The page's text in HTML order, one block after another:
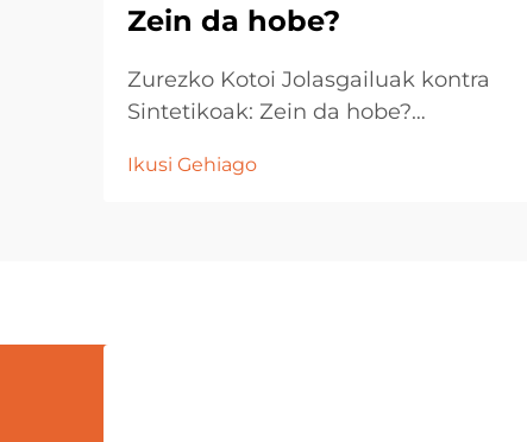
Zein da hobe?
Zurezko Kotoi Jolasgailuak kontra
Sintetikoak: Zein da hobe?
bildumalariak eta oparigileak
Ikusi Gehiago